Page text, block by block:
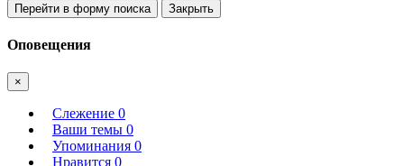
Перейти в форму поиска Закрыть
Оповещения
×
Слежение 0
Ваши темы 0
Упоминания 0
Нравится 0